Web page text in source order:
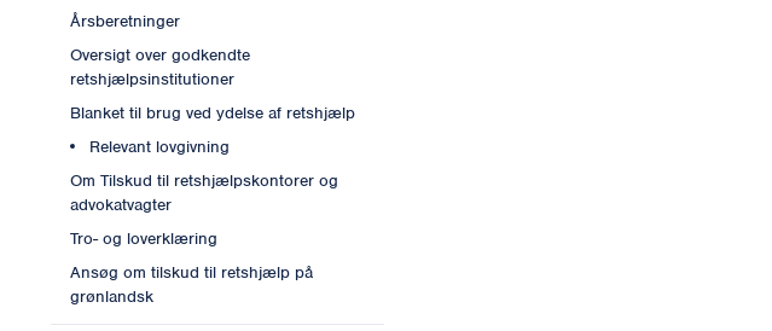
Årsberetninger
Oversigt over godkendte
retshjælpsinstitutioner
Blanket til brug ved ydelse af retshjælp
Relevant lovgivning
Om Tilskud til retshjælpskontorer og
advokatvagter
Tro- og loverklæring
Ansøg om tilskud til retshjælp på
grønlandsk